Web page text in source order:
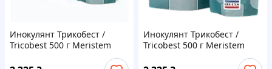
Инокулянт Трикобест /
Tricobest 500 г Meristem
Инокулянт Трикобест /
Tricobest 500 г Meristem